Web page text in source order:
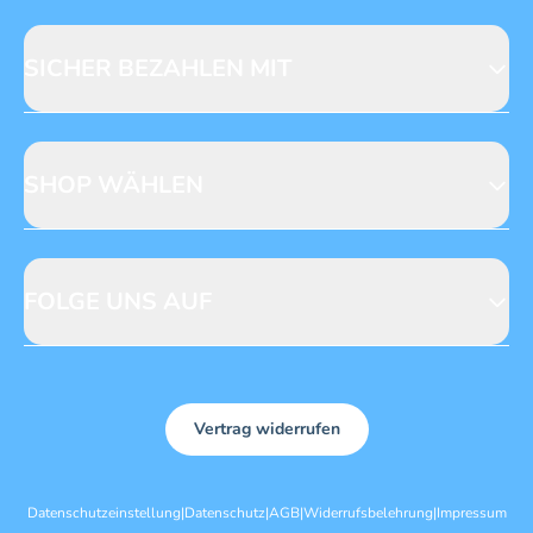
Licensing
CH DE
Vertrag widerrufen
Datenschutzeinstellung|Datenschutz|AGB|Widerrufsbelehrung|Impressum